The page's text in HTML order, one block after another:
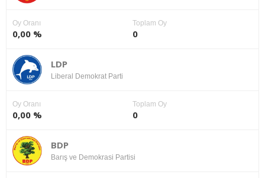
Oy Oranı
0,00 %
Toplam Oy
0
LDP
Liberal Demokrat Parti
Oy Oranı
0,00 %
Toplam Oy
0
BDP
Barış ve Demokrasi Partisi